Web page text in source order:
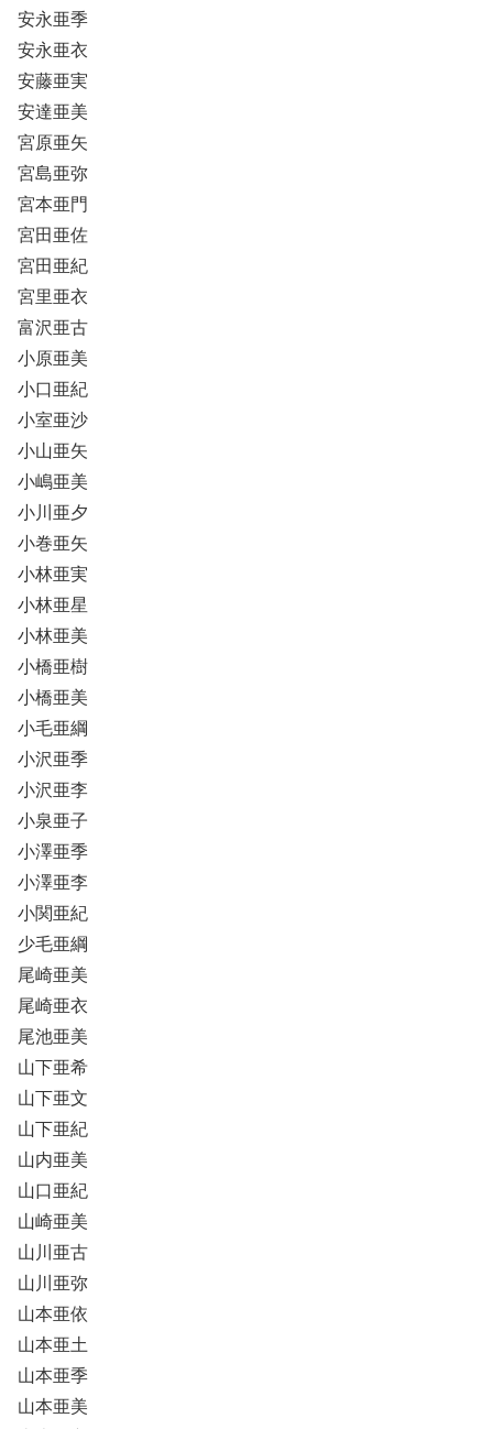
安永亜季
安永亜衣
安藤亜実
安達亜美
宮原亜矢
宮島亜弥
宮本亜門
宮田亜佐
宮田亜紀
宮里亜衣
富沢亜古
小原亜美
小口亜紀
小室亜沙
小山亜矢
小嶋亜美
小川亜夕
小巻亜矢
小林亜実
小林亜星
小林亜美
小橋亜樹
小橋亜美
小毛亜綱
小沢亜季
小沢亜李
小泉亜子
小澤亜季
小澤亜李
小関亜紀
少毛亜綱
尾崎亜美
尾崎亜衣
尾池亜美
山下亜希
山下亜文
山下亜紀
山内亜美
山口亜紀
山崎亜美
山川亜古
山川亜弥
山本亜依
山本亜土
山本亜季
山本亜美